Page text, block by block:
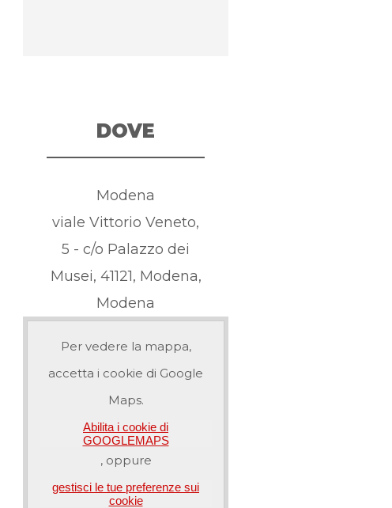
DOVE
Modena
viale Vittorio Veneto,
5 - c/o Palazzo dei
Musei, 41121, Modena,
Modena
Per vedere la mappa,
accetta i cookie di Google
Maps.
Abilita i cookie di
GOOGLEMAPS
, oppure
gestisci le tue preferenze sui
cookie